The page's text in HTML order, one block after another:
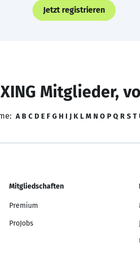
Jetzt registrieren
Mitglieder,
A B C D E F G H I J K L M N O P Q R S T
Mitgliedschaften
Premium
ProJobs